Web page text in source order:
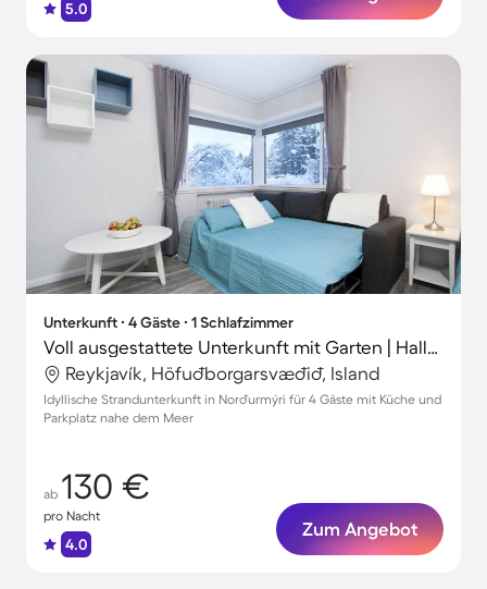
5.0
Unterkunft ∙ 4 Gäste ∙ 1 Schlafzimmer
Voll ausgestattete Unterkunft mit Garten | Hallgrímskirkja in der Nähe | Gartenblick
Reykjavík, Höfuðborgarsvæðið, Island
Idyllische Strandunterkunft in Norðurmýri für 4 Gäste mit Küche und
Parkplatz nahe dem Meer
ab 130 €
pro Nacht
4.0
Zum Angebot